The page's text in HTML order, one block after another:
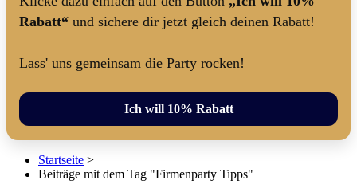
Rabatt“ und sichere dir jetzt gleich deinen Rabatt!
Lass' uns gemeinsam die Party rocken!
Ich will 10% Rabatt
Startseite >
Beiträge mit dem Tag "Firmenparty Tipps"